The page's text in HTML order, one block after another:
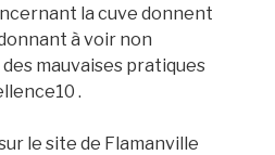
la cuve donnent
à voir non
mauvaises pratiques
.
le site de Flamanville